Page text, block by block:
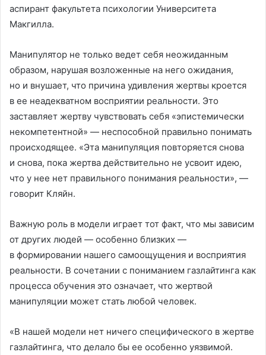
аспирант факультета психологии Университета
Макгилла.
Манипулятор не только ведет себя неожиданным
образом, нарушая возложенные на него ожидания,
но и внушает, что причина удивления жертвы кроется
в ее неадекватном восприятии реальности. Это
заставляет жертву чувствовать себя «эпистемически
некомпетентной» — неспособной правильно понимать
происходящее. «Эта манипуляция повторяется снова
и снова, пока жертва действительно не усвоит идею,
что у нее нет правильного понимания реальности», —
говорит Кляйн.
Важную роль в модели играет тот факт, что мы зависим
от других людей — особенно близких —
в формировании нашего самоощущения и восприятия
реальности. В сочетании с пониманием газлайтинга как
процесса обучения это означает, что жертвой
манипуляции может стать любой человек.
«В нашей модели нет ничего специфического в жертве
газлайтинга, что делало бы ее особенно уязвимой.